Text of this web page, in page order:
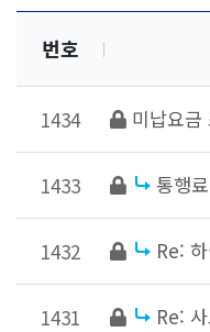
번호
1434 미납요금
1433 통행
1432 Re:
1431 Re: